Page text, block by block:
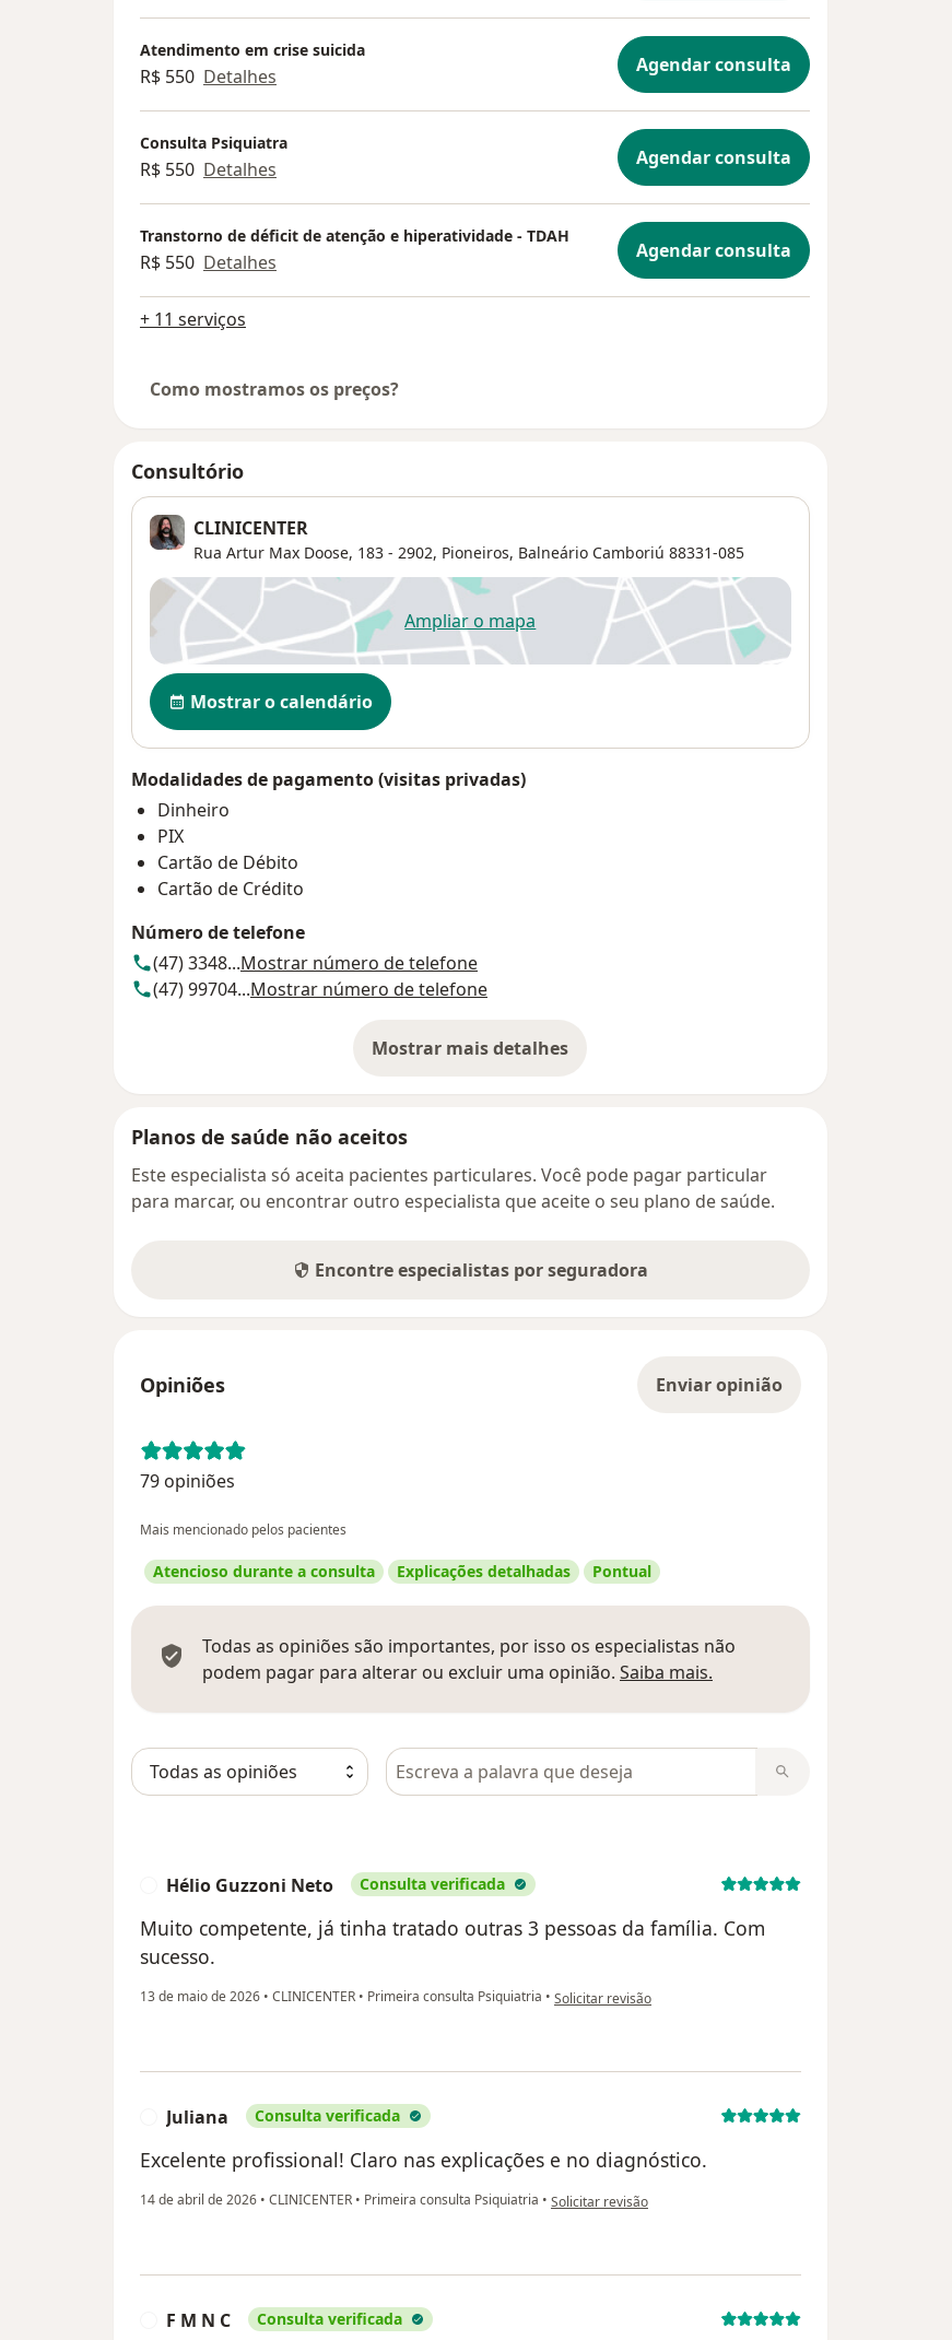
Atendimento em crise suicida
R$ 550 Detalhes Agendar consulta
Consulta Psiquiatra
R$ 550 Detalhes Agendar consulta
Transtorno de déficit de atenção e hiperatividade - TDAH
R$ 550 Detalhes Agendar consulta
+ 11 serviços
Como mostramos os preços?
Consultório
CLINICENTER
Rua Artur Max Doose, 183 - 2902, Pioneiros, Balneário Camboriú 88331-085
Ampliar o mapaabre num novo separador
Disponibilidade
Mostrar o calendário
Modalidades de pagamento (visitas privadas)
Dinheiro
PIX
Cartão de Débito
Cartão de Crédito
Número de telefone
(47) 3348...Mostrar número de telefone
(47) 99704...Mostrar número de telefone
Mostrar mais detalhes
sobre o endereço
Planos de saúde não aceitos
Este especialista só aceita pacientes particulares. Você pode pagar particular
para marcar, ou encontrar outro especialista que aceite o seu plano de saúde.
Encontre especialistas por seguradora
Opiniões Enviar opinião
79 opiniões
Mais mencionado pelos pacientes
Atencioso durante a consulta Explicações detalhadas Pontual
Todas as opiniões são importantes, por isso os especialistas não
podem pagar para alterar ou excluir uma opinião. Saiba mais.
Pesquisar em opiniões
Hélio Guzzoni Neto Consulta verificada
Muito competente, já tinha tratado outras 3 pessoas da família. Com
sucesso.
13 de maio de 2026 • CLINICENTER • Primeira consulta Psiquiatria • na opinião do utilizador Hélio Guzzoni Neto
Solicitar revisão
Juliana Consulta verificada
Excelente profissional! Claro nas explicações e no diagnóstico.
14 de abril de 2026 • CLINICENTER • Primeira consulta Psiquiatria • na opinião do utilizador Juliana
Solicitar revisão
F M N C Consulta verificada